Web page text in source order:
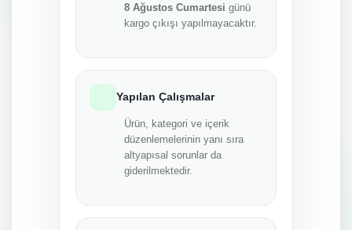
8 Ağustos Cumartesi günü
kargo çıkışı yapılmayacaktır.
Yapılan Çalışmalar
Ürün, kategori ve içerik
düzenlemelerinin yanı sıra
altyapısal sorunlar da
giderilmektedir.